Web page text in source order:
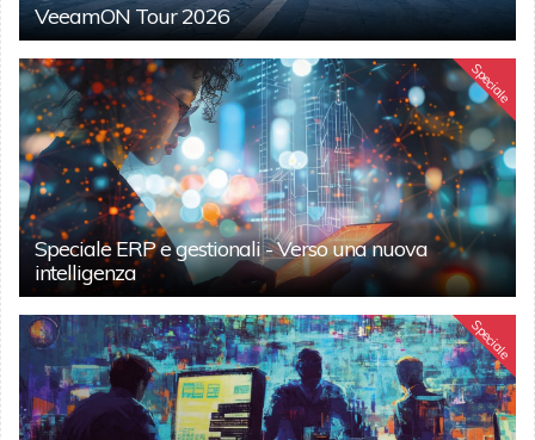
VeeamON Tour 2026
Speciale
Speciale ERP e gestionali - Verso una nuova
intelligenza
Speciale